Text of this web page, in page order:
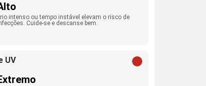
intenso ou tempo instável elevam o risco de
Cuide-se e descanse bem.
UV